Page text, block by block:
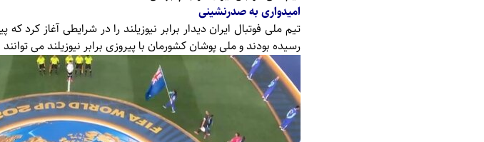
امیدواری به صدرنشینی
تیم ملی فوتبال ایران دیدار برابر نیوزیلند را در شرایطی آغاز
رسیده بودند و ملی پوشان کشورمان با پیروزی برابر نیوزیلند می